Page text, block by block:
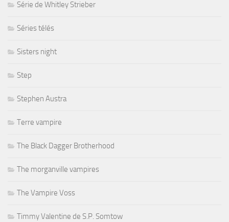
Série de Whitley Strieber
Séries télés
Sisters night
Step
Stephen Austra
Terre vampire
The Black Dagger Brotherhood
The morganville vampires
The Vampire Voss
Timmy Valentine de S.P. Somtow